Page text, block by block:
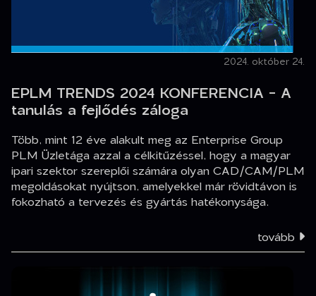
2024. október 24.
EPLM TRENDS 2024 KONFERENCIA - A
tanulás a fejlődés záloga
Több, mint 12 éve alakult meg az Enterprise Group
PLM Üzletága azzal a célkitűzéssel, hogy a magyar
ipari szektor szereplői számára olyan CAD/CAM/PLM
megoldásokat nyújtson, amelyekkel már rövidtávon is
fokozható a tervezés és gyártás hatékonysága.
tovább